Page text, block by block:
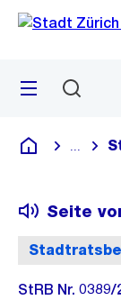
Sprunglink
Menü
Deutsch
Seite
StRB Nr. 0389/